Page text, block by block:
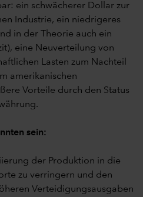
ein schwächerer Dollar zur
Industrie, ein niedrigeres
in der Theorie auch ein
eine Neuverteilung von
Lasten zum Nachteil
amerikanischen
Vorteile durch den Status
sein:
der Produktion in die
zu verringern und den
Verteidigungsausgaben